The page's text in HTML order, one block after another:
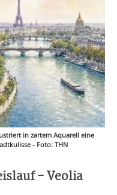
in zartem Aquarell eine
- Foto: THN
- Veolia